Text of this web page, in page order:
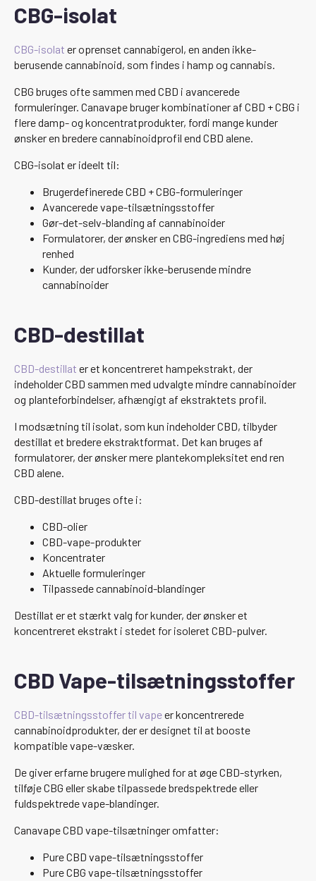
CBG-isolat
CBG-isolat er oprenset cannabigerol, en anden ikke-
berusende cannabinoid, som findes i hamp og cannabis.
CBG bruges ofte sammen med CBD i avancerede
formuleringer. Canavape bruger kombinationer af CBD + CBG i
flere damp- og koncentratprodukter, fordi mange kunder
ønsker en bredere cannabinoidprofil end CBD alene.
CBG-isolat er ideelt til:
Brugerdefinerede CBD + CBG-formuleringer
Avancerede vape-tilsætningsstoffer
Gør-det-selv-blanding af cannabinoider
Formulatorer, der ønsker en CBG-ingrediens med høj
renhed
Kunder, der udforsker ikke-berusende mindre
cannabinoider
CBD-destillat
CBD-destillat er et koncentreret hampekstrakt, der
indeholder CBD sammen med udvalgte mindre cannabinoider
og planteforbindelser, afhængigt af ekstraktets profil.
I modsætning til isolat, som kun indeholder CBD, tilbyder
destillat et bredere ekstraktformat. Det kan bruges af
formulatorer, der ønsker mere plantekompleksitet end ren
CBD alene.
CBD-destillat bruges ofte i:
CBD-olier
CBD-vape-produkter
Koncentrater
Aktuelle formuleringer
Tilpassede cannabinoid-blandinger
Destillat er et stærkt valg for kunder, der ønsker et
koncentreret ekstrakt i stedet for isoleret CBD-pulver.
CBD Vape-tilsætningsstoffer
CBD-tilsætningsstoffer til vapeer koncentrerede
cannabinoidprodukter, der er designet til at booste
kompatible vape-væsker.
De giver erfarne brugere mulighed for at øge CBD-styrken,
tilføje CBG eller skabe tilpassede bredspektrede eller
fuldspektrede vape-blandinger.
Canavape CBD vape-tilsætninger omfatter:
Pure CBD vape-tilsætningsstoffer
Pure CBG vape-tilsætningsstoffer